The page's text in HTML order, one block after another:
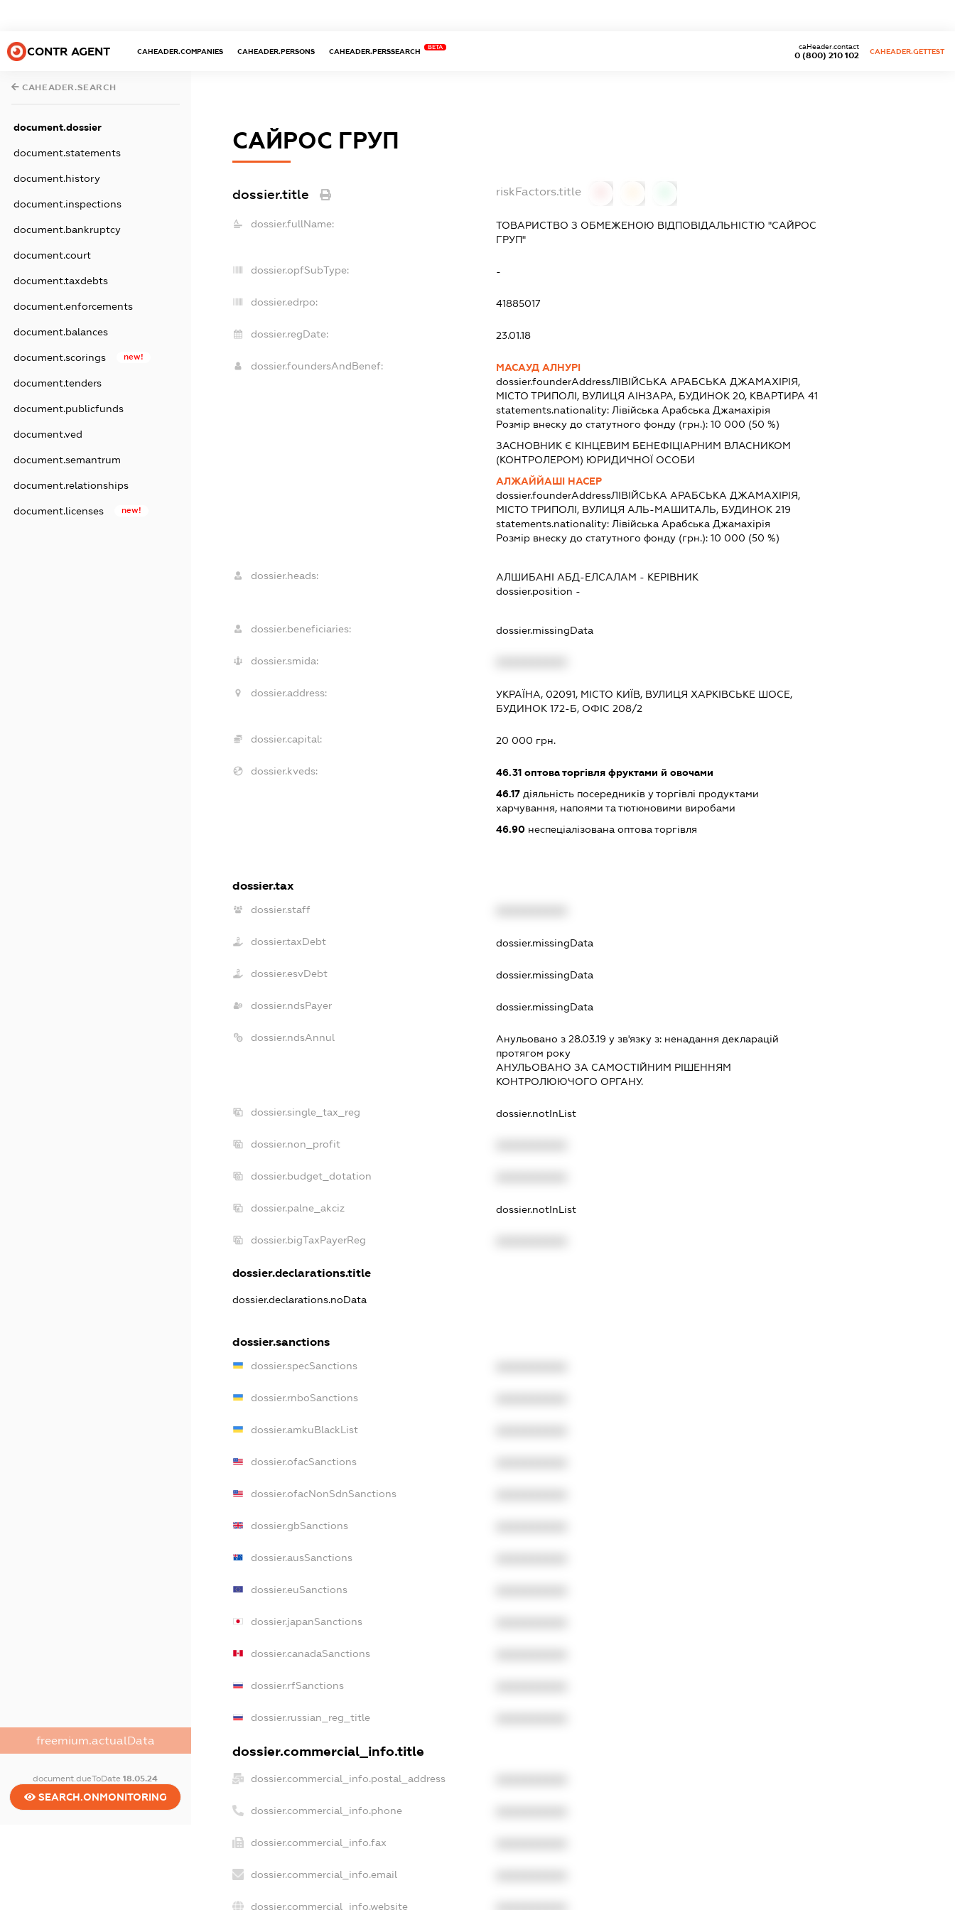
CONTR AGENT CAHEADER.COMPANIES CAHEADER.PERSONS CAHEADER.PERSSEARCH
BETA
0 (800) 210 102
caHeader.contact
CAHEADER.GETTEST
CAHEADER.SEARCH
document.dossier
document.statements
document.history
document.inspections
document.bankruptcy
document.court
document.taxdebts
document.enforcements
document.balances
document.scorings new!
document.tenders
document.publicfunds
document.ved
document.semantrum
document.relationships
document.licenses new!
freemium.actualData
document.dueToDate18.05.24
SEARCH.ONMONITORING
САЙРОС ГРУП
dossier.title riskFactors.title
dossier.fullName:
ТОВАРИСТВО З ОБМЕЖЕНОЮ ВІДПОВІДАЛЬНІСТЮ "САЙРОС
ГРУП"
dossier.opfSubType: -
dossier.edrpo: 41885017
dossier.regDate: 23.01.18
dossier.foundersAndBenef:
МАСАУД АЛНУРІ
dossier.founderAddressЛІВІЙСЬКА АРАБСЬКА ДЖАМАХІРІЯ,
МІСТО ТРИПОЛІ, ВУЛИЦЯ АІНЗАРА, БУДИНОК 20, КВАРТИРА 41
statements.nationality: Лівійська Арабська Джамахірія
Розмір внеску до статутного фонду (грн.): 10 000 (50 %)
ЗАСНОВНИК Є КІНЦЕВИМ БЕНЕФІЦІАРНИМ ВЛАСНИКОМ
(КОНТРОЛЕРОМ) ЮРИДИЧНОЇ ОСОБИ
АЛЖАЙЙАШІ НАСЕР
dossier.founderAddressЛІВІЙСЬКА АРАБСЬКА ДЖАМАХІРІЯ,
МІСТО ТРИПОЛІ, ВУЛИЦЯ АЛЬ-МАШИТАЛЬ, БУДИНОК 219
statements.nationality: Лівійська Арабська Джамахірія
Розмір внеску до статутного фонду (грн.): 10 000 (50 %)
dossier.heads: АЛШИБАНІ АБД-ЕЛСАЛАМ - КЕРІВНИК
dossier.position -
dossier.beneficiaries: dossier.missingData
dossier.smida:
dossier.address:
УКРАЇНА, 02091, МІСТО КИЇВ, ВУЛИЦЯ ХАРКІВСЬКЕ ШОСЕ,
БУДИНОК 172-Б, ОФІС 208/2
dossier.capital: 20 000 грн.
dossier.kveds: 46.31оптова торгівля фруктами й овочами
46.17діяльність посередників у торгівлі продуктами
харчування, напоями та тютюновими виробами
46.90неспеціалізована оптова торгівля
dossier.tax
dossier.staff
dossier.taxDebt dossier.missingData
dossier.esvDebt dossier.missingData
dossier.ndsPayer dossier.missingData
dossier.ndsAnnul Анульовано з 28.03.19 у зв'язку з: ненадання декларацiй
протягом року
АНУЛЬОВАНО ЗА САМОСТIЙНИМ РIШЕННЯМ
КОНТРОЛЮЮЧОГО ОРГАНУ.
dossier.single_tax_reg dossier.notInList
dossier.non_profit
dossier.budget_dotation
dossier.palne_akciz dossier.notInList
dossier.bigTaxPayerReg
dossier.declarations.title
dossier.declarations.noData
dossier.sanctions
dossier.specSanctions
dossier.rnboSanctions
dossier.amkuBlackList
dossier.ofacSanctions
dossier.ofacNonSdnSanctions
dossier.gbSanctions
dossier.ausSanctions
dossier.euSanctions
dossier.japanSanctions
dossier.canadaSanctions
dossier.rfSanctions
dossier.russian_reg_title
dossier.commercial_info.title
dossier.commercial_info.postal_address
dossier.commercial_info.phone
dossier.commercial_info.fax
dossier.commercial_info.email
dossier.commercial_info.website